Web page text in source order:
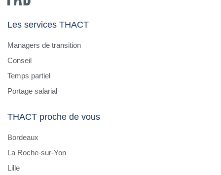
Les services THACT
Managers de transition
Conseil
Temps partiel
Portage salarial
THACT proche de vous
Bordeaux
La Roche-sur-Yon
Lille